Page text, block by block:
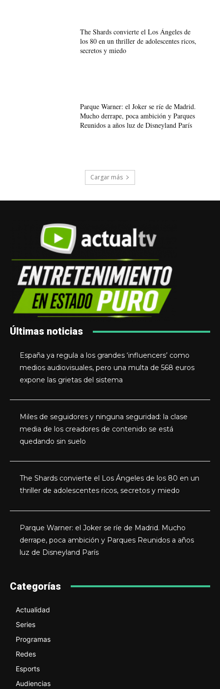
The Shards convierte el Los Ángeles de
los 80 en un thriller de adolescentes ricos,
secretos y miedo
Parque Warner: el Joker se ríe de Madrid.
Mucho derrape, poca ambición y Parques
Reunidos a años luz de Disneyland París
Cargar más
Últimas noticias
España ya regula a los grandes ‘influencers’ como
medios audiovisuales, pero una multa de 568 euros
expone las grietas del sistema
Miles de seguidores y ninguna seguridad: la clase
media de los creadores de contenido se está
quedando sin suelo
The Shards convierte el Los Ángeles de los 80 en un
thriller de adolescentes ricos, secretos y miedo
Parque Warner: el Joker se ríe de Madrid. Mucho
derrape, poca ambición y Parques Reunidos a años
luz de Disneyland París
Categorías
Actualidad
Series
Programas
Redes
Esports
Audiencias